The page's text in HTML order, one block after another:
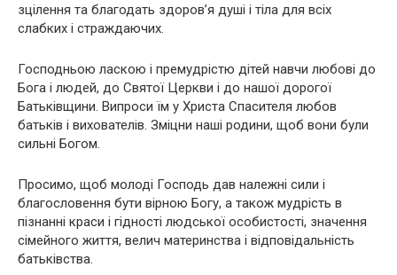
зцілення та благодать здоров’я душі і тіла для всіх
слабких і страждаючих.
Господньою ласкою і премудрістю дітей навчи любові до
Бога і людей, до Святої Церкви і до нашої дорогої
Батьківщини. Випроси їм у Христа Спасителя любов
батьків і вихователів. Зміцни наші родини, щоб вони були
сильні Богом.
Просимо, щоб молоді Господь дав належні сили і
благословення бути вірною Богу, а також мудрість в
пізнанні краси і гідності людської особистості, значення
сімейного життя, велич материнства і відповідальність
батьківства.